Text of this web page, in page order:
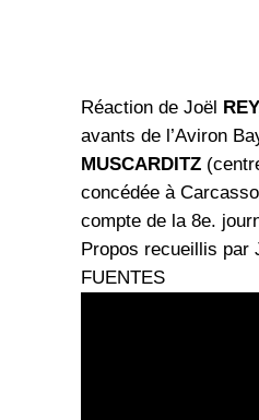
Réaction de Joël
avants de l’Aviron
MUSCARDITZ
concédée à
compte de la 8e.
Propos recueillis par
FUENTES